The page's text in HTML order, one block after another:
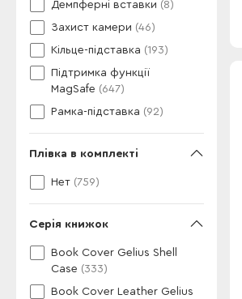
Демпферні вставки (8)
Захист камери (46)
Кільце-підставка (193)
Підтримка функції
MagSafe (647)
Рамка-підставка (92)
Плівка в комплекті
Нет (759)
Серія книжок
Book Cover Gelius Shell
Case (333)
Book Cover Leather Gelius